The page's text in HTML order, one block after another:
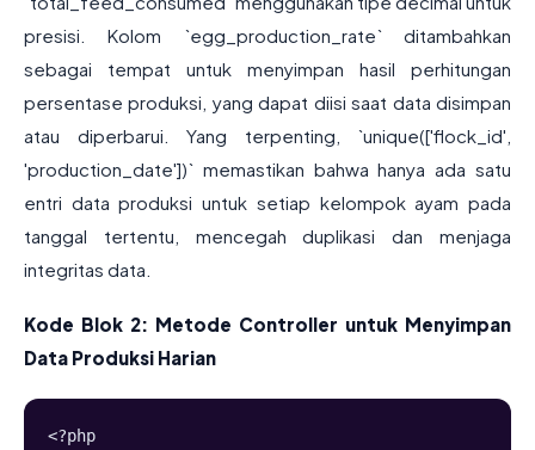
presisi. Kolom `egg_production_rate` ditambahkan
sebagai tempat untuk menyimpan hasil perhitungan
persentase produksi, yang dapat diisi saat data disimpan
atau diperbarui. Yang terpenting, `unique(['flock_id',
'production_date'])` memastikan bahwa hanya ada satu
entri data produksi untuk setiap kelompok ayam pada
tanggal tertentu, mencegah duplikasi dan menjaga
integritas data.
Kode Blok 2: Metode Controller untuk Menyimpan
Data Produksi Harian
<?php